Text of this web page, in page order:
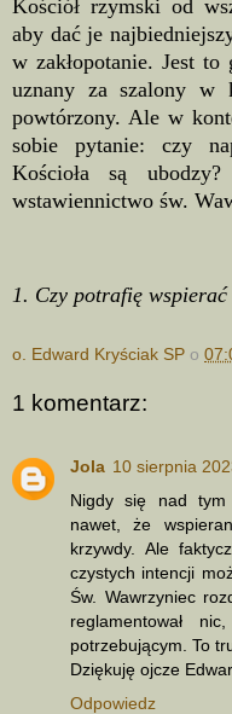
Kościół rzymski od
aby dać je
w zakłopotanie. Jest to
uznany za szalony w
powtórzony. Ale w
sobie pytanie: czy
Kościoła są
wstawiennictwo św.
1. Czy potrafię
o. Edward Kryściak SP o
1 komentarz:
Jola 10 sierpnia
Nigdy się nad tym
nawet, że
krzywdy. Ale
czystych intencji
Św. Wawrzyniec
reglamentował
potrzebującym. To
Dziękuję ojcze
Odpowiedz